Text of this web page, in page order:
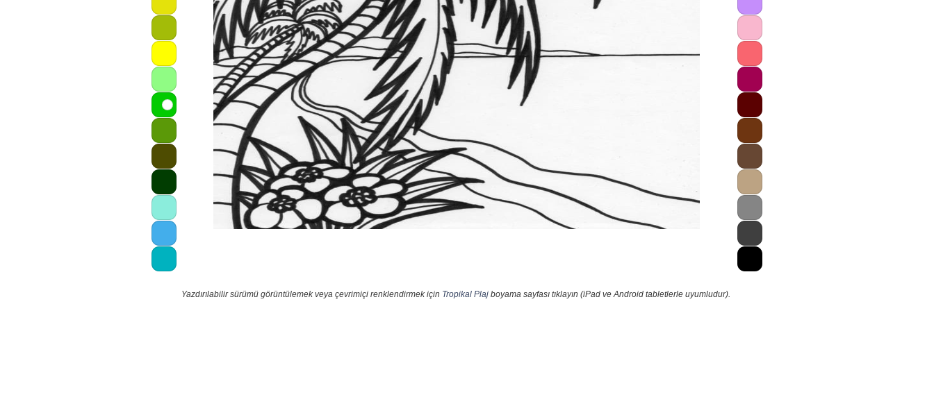
Yazdırılabilir sürümü görüntülemek veya çevrimiçi renklendirmek için Tropikal Plajboyama sayfası tıklayın (iPad ve Android tabletlerle uyumludur).